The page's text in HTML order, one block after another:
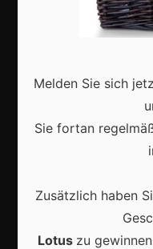
Webshops
Melden Sie sich
Sie fortan
Zusätzlich haben
Lotus zu